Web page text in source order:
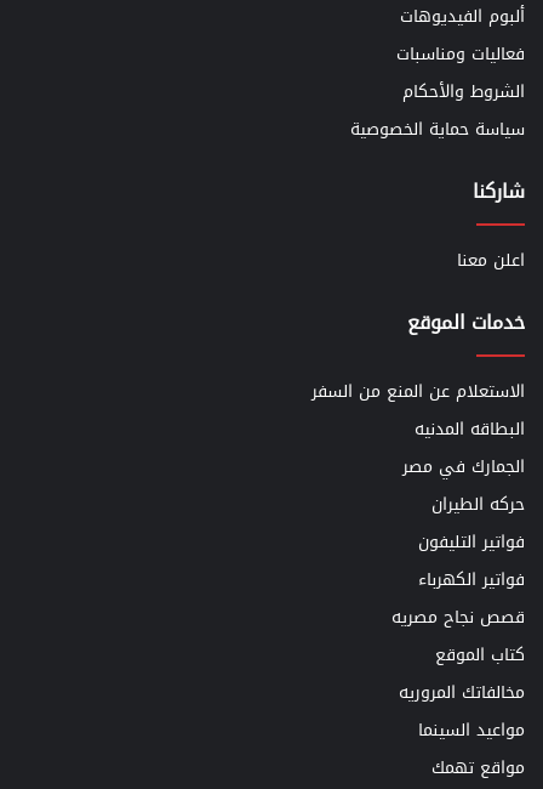
ألبوم الفيديوهات
فعاليات ومناسبات
الشروط والأحكام
سياسة حماية الخصوصية
شاركنا
اعلن معنا
خدمات الموقع
الاستعلام عن المنع من السفر
البطاقه المدنيه
الجمارك في مصر
حركه الطيران
فواتير التليفون
فواتير الكهرباء
قصص نجاح مصريه
كتاب الموقع
مخالفاتك المروريه
مواعيد السينما
مواقع تهمك